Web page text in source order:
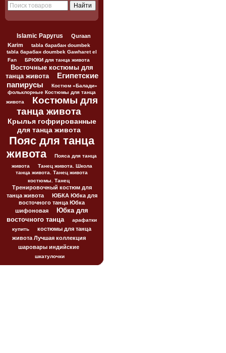
Islamic Papyrus
Quraan
Karim
tabla барабан doumbek
tabla барабан doumbek Gawharet el
Fan
БРЮКИ для танца живота
Восточные костюмы для
танца живота
Египетские
папирусы
Костюм «Балади»
фольклорные Костюмы для танца
живота
Костюмы для
танца живота
Крылья гофрированные
для танца живота
Пояс для танца
живота
Пояса для танца
живота
Танец живота. Школа
танца живота. Танец живота
костюмы. Танец
Тренировочный костюм для
танца живота
ЮБКА Юбка для
восточного танца Юбка
шифоновая
Юбка для
восточного танца
арафатки
купить
костюмы для танца
живота Лучшая коллекция
шаровары индийские
шкатулочки